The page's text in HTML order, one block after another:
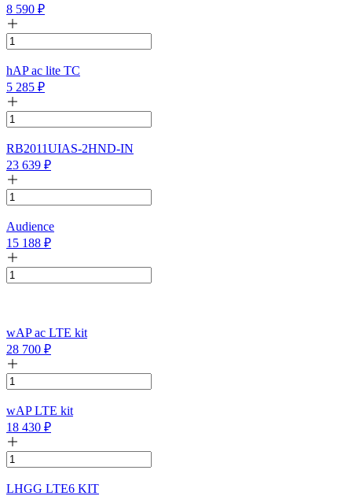
8 590 ₽
hAP ac lite TC
5 285 ₽
RB2011UIAS-2HND-IN
23 639 ₽
Audience
15 188 ₽
wAP ac LTE kit
28 700 ₽
wAP LTE kit
18 430 ₽
LHGG LTE6 KIT